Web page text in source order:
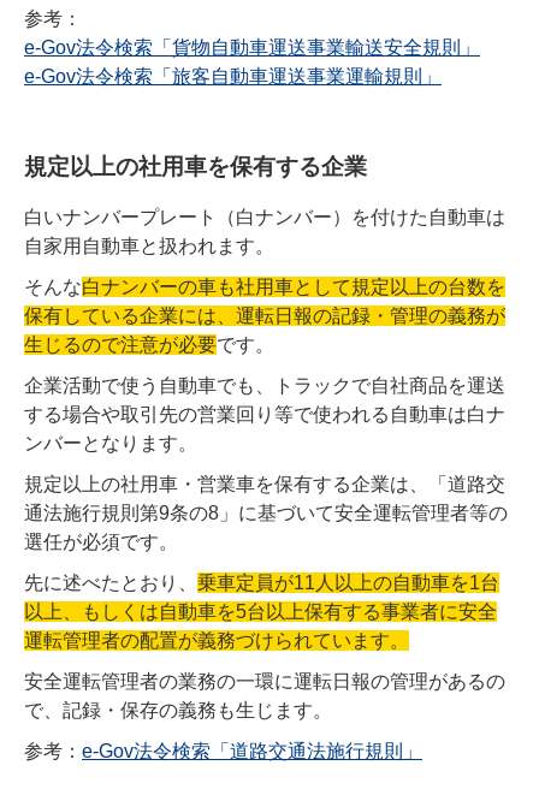
参考：
e-Gov法令検索「貨物自動車運送事業輸送安全規則」
e-Gov法令検索「旅客自動車運送事業運輸規則」
規定以上の社用車を保有する企業
白いナンバープレート（白ナンバー）を付けた自動車は
自家用自動車と扱われます。
そんな白ナンバーの車も社用車として規定以上の台数を
保有している企業には、運転日報の記録・管理の義務が
生じるので注意が必要です。
企業活動で使う自動車でも、トラックで自社商品を運送
する場合や取引先の営業回り等で使われる自動車は白ナ
ンバーとなります。
規定以上の社用車・営業車を保有する企業は、「道路交
通法施行規則第9条の8」に基づいて安全運転管理者等の
選任が必須です。
先に述べたとおり、 乗車定員が11人以上の自動車を1台
以上、もしくは自動車を5台以上保有する事業者に安全
運転管理者の配置が義務づけられています。
安全運転管理者の業務の一環に運転日報の管理があるの
で、記録・保存の義務も生じます。
参考： e-Gov法令検索「道路交通法施行規則」